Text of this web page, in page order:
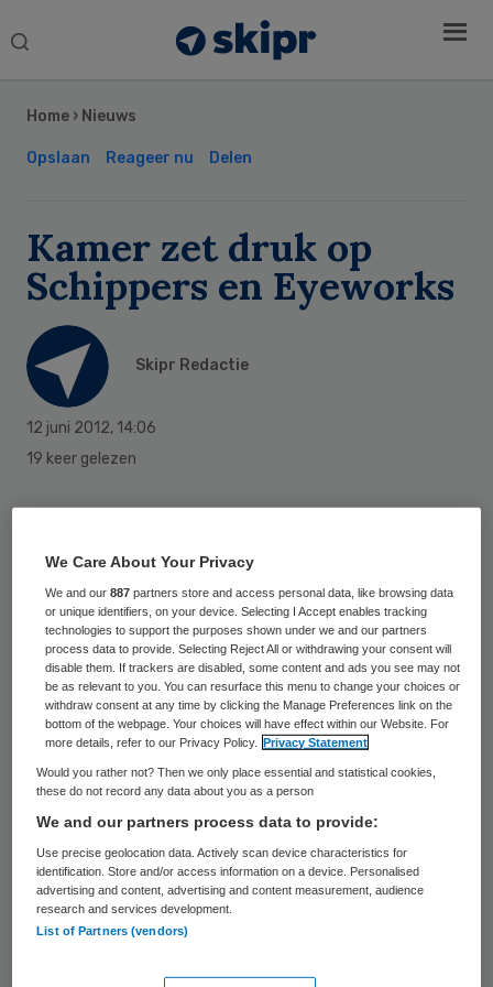
Search
Home › Nieuws
Opslaan Reageer nu Delen
Kamer zet druk op
Schippers en Eyeworks
Skipr Redactie
12 juni 2012, 14:06
19 keer gelezen
alles aan doet om er voor te zorgen dat de
beelden die televisieproducent Eyeworks
mogelijk nog heeft van de opnamen op de
spoedeisende hulp van het VUmc worden
vernietigd. Ook moet minister Edith
Schippers ervoor zorgen dat het VUmc
Eyeworks geen 188.000 euro betaalt of het
terugkrijgt als het al is betaald.
Een ruime meerderheid in de Kamer stemde
dinsdag voor moties die Schippers hiertoe
oproepen. De minister had de moties
weekontraden omdat ze niet de
mogelijkheid heeft om de twee wensen van
Sidebar
We Care About Your Privacy
We and our887 partners store and access personal data, like browsing data
or unique identifiers, on your device. Selecting I Accept enables tracking
technologies to support the purposes shown under we and our partners
process data to provide. Selecting Reject All or withdrawing your consent will
disable them. If trackers are disabled, some content and ads you see may not
be as relevant to you. You can resurface this menu to change your choices or
withdraw consent at any time by clicking the Manage Preferences link on the
bottom of the webpage. Your choices will have effect within our Website. For
more details, refer to our Privacy Policy.
Privacy Statement
Would you rather not? Then we only place essential and statistical cookies,
these do not record any data about you as a person
We and our partners process data to provide:
Use precise geolocation data. Actively scan device characteristics for
identification. Store and/or access information on a device. Personalised
advertising and content, advertising and content measurement, audience
research and services development.
List of Partners (vendors)